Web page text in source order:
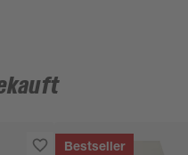
Bestseller